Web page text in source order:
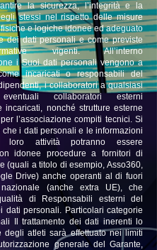
la sicurezza, l’integrità e la
stessi nel rispetto delle misure
e logiche idonee ed adeguato
dei dati personali e come previste
vigenti. All’interno
i Suoi dati personali vengono a
incaricati o responsabili del
i collaboratori a qualsiasi
collaboratori esterni
incaricati, nonché strutture esterne
l’associazione compiti tecnici. Si
che i dati personali e le informazioni
loro attività potranno essere
idonee procedure a fornitori di
(quali a titolo di esempio, Asso360,
Drive) anche operanti al di fuori
(anche extra UE), che
di Responsabili esterni del
dati personali. Particolari categorie
Il trattamento dei dati inerenti lo
degli atleti sarà effettuato nei limiti
generale del Garante,